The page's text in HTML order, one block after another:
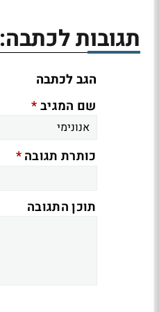
תגובות לכתבה:
הגב לכתבה
שם המגיב*
כותרת תגובה*
תוכן התגובה